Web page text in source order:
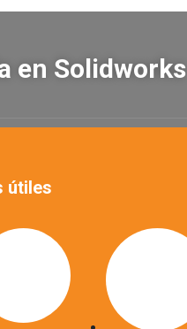
en Solidworks
útiles